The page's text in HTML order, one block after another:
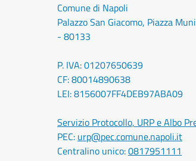
Comune di Napoli
Palazzo San Giacomo, Piazza
- 80133
P. IVA: 01207650639
CF: 80014890638
LEI: 8156007FF4DEB97ABA09
Servizio Protocollo, URP e Albo
PEC: urp@pec.comune.napoli.it
Centralino unico:0817951111